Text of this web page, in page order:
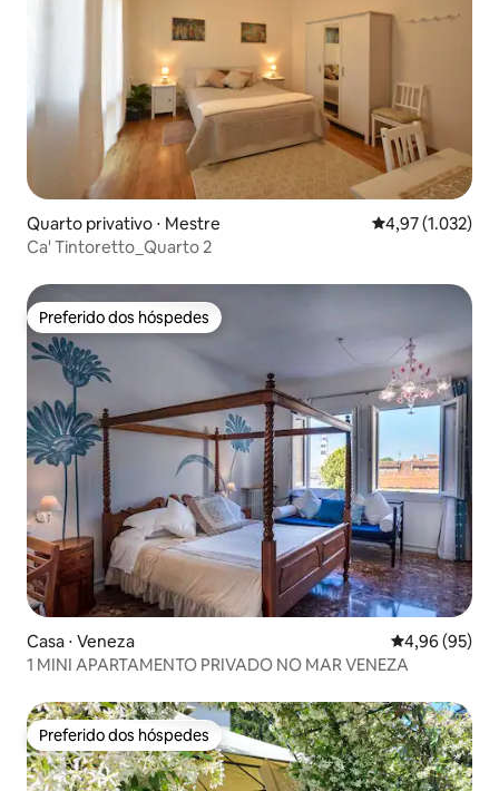
Quarto privativo ⋅ Mestre 4,97 de uma
4,97 (1.032)
Ca' Tintoretto_Quarto 2
Preferido dos hóspedes
Preferido dos hóspedes
Casa ⋅ Veneza 4,96 de uma
4,96 (95)
1 MINI APARTAMENTO PRIVADO NO MAR VENEZA
Preferido dos hóspedes
Preferido dos hóspedes